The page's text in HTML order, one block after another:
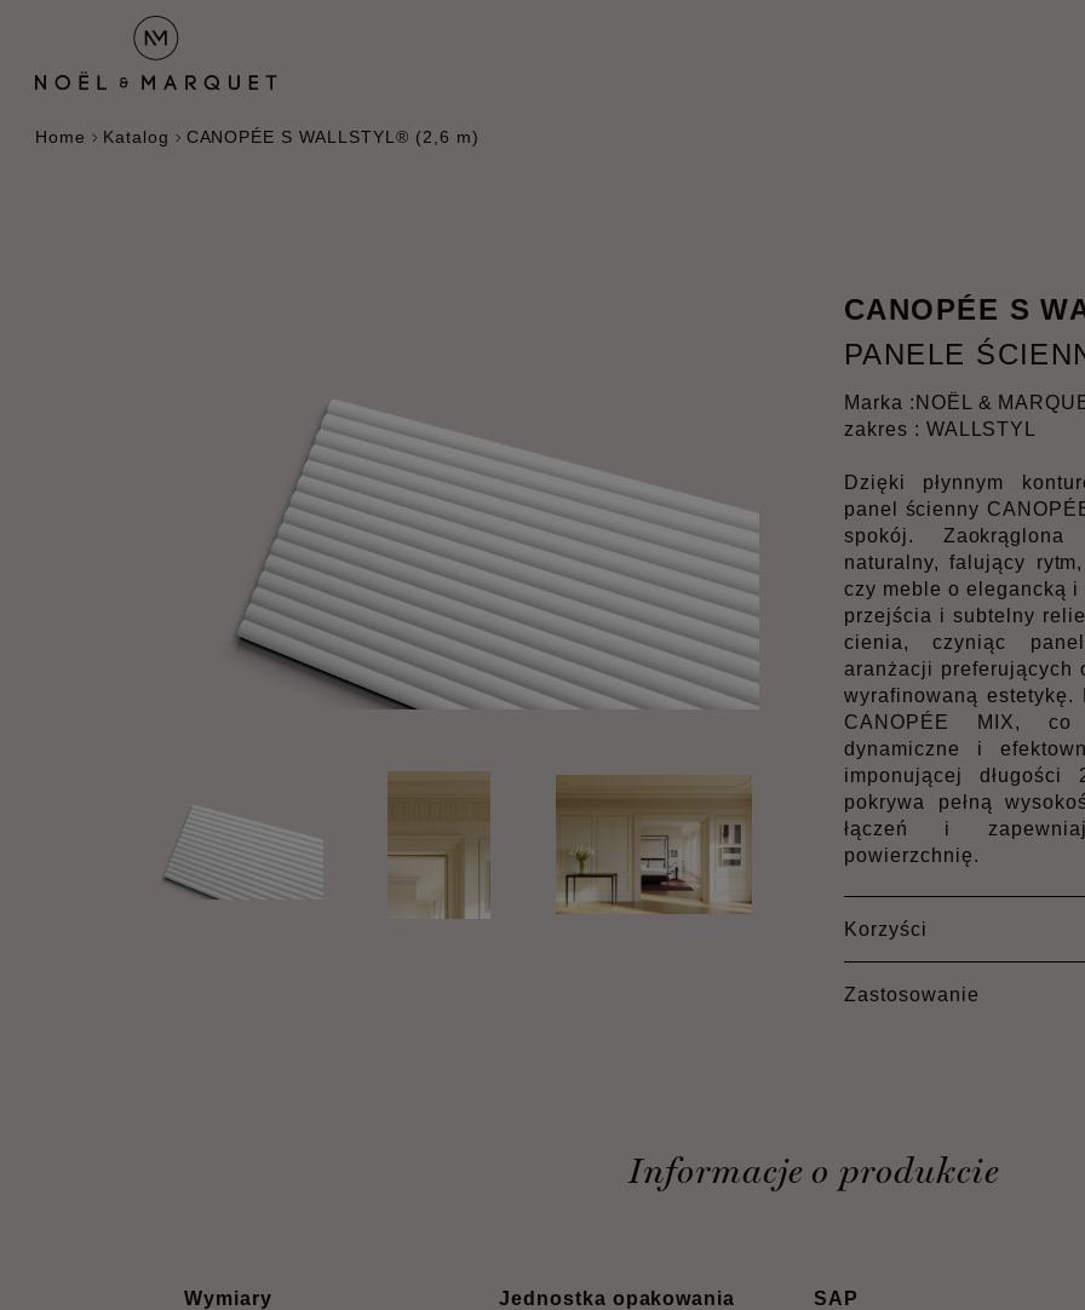
Home Katalog CANOPÉE S WALLSTYL® (2,6 m)
CANOPÉE S
PANELE
Marka : NOËL &
zakres : WALLSTYL
Dzięki płynnym
panel ścienny
spokój.
naturalny, falujący
czy meble o elegancką
przejścia i subtelny
cienia, czyniąc
aranżacji preferujących
wyrafinowaną estetykę.
CANOPÉE MIX,
dynamiczne i
imponującej
pokrywa pełną
łączeń i
powierzchnię.
Korzyści
Zastosowanie
Informacje o produkcie
Wymiary Jednostka opakowania SAP